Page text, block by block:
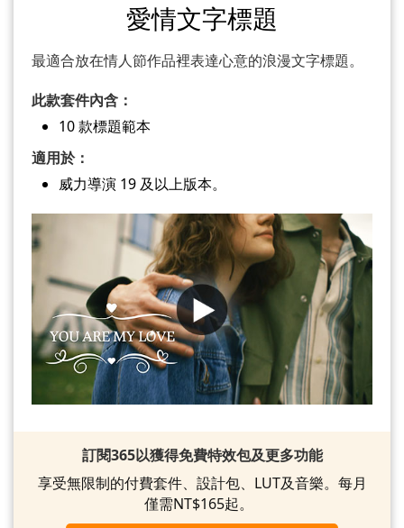
愛情文字標題
最適合放在情人節作品裡表達心意的浪漫文字標題。
此款套件內含：
10 款標題範本
適用於：
威力導演 19 及以上版本。
訂閱365以獲得免費特效包及更多功能
享受無限制的付費套件、設計包、LUT及音樂。每月
僅需NT$165起。